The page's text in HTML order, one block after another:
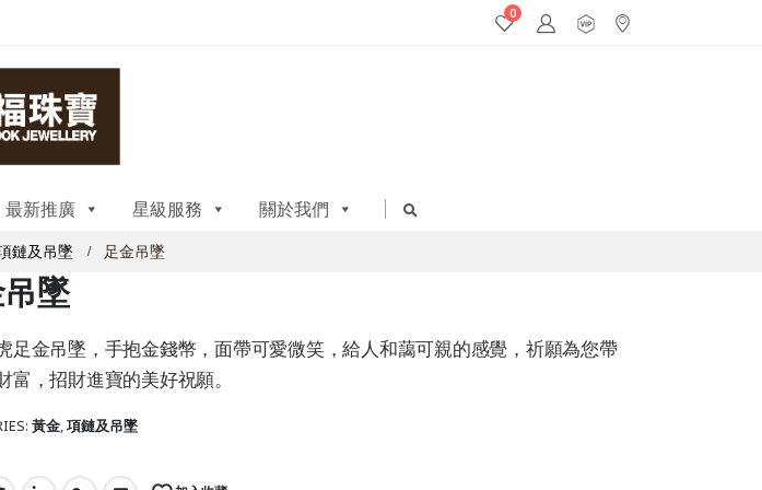
0
最新推廣 星級服務 關於我們
鏈及吊墜 足金吊墜
墜
足金吊墜，手抱金錢幣，面帶可愛微笑，給人和藹可親的感覺，祈願為您帶
富，招財進寶的美好祝願。
黃金,項鏈及吊墜